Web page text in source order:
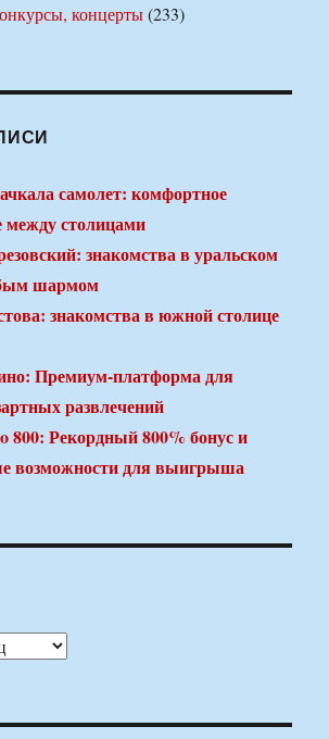
концерты(233)
самолет: комфортное
между столицами
знакомства в уральском
шармом
знакомства в южной столице
Премиум-платформа для
развлечений
800: Рекордный 800% бонус и
возможности для выигрыша